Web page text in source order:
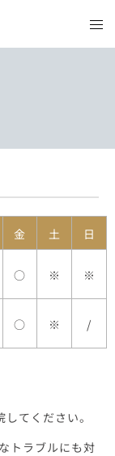
金 土
日
○ ※ ※
○ ※ /
てください。
トラブルにも対